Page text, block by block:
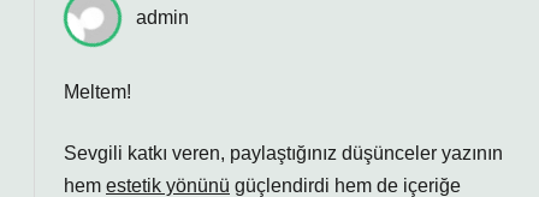
admin
Meltem!
Sevgili katkı veren, paylaştığınız düşünceler yazının
hem estetik yönünü güçlendirdi hem de içeriğe